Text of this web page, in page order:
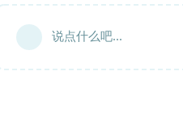
说点什么吧...